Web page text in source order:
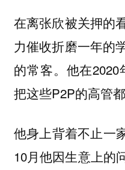
在离张欣被关押的
力催收折磨一年的
的常客。他在
把这些P2P的高管都
他身上背着不止一
10月他因生意上的